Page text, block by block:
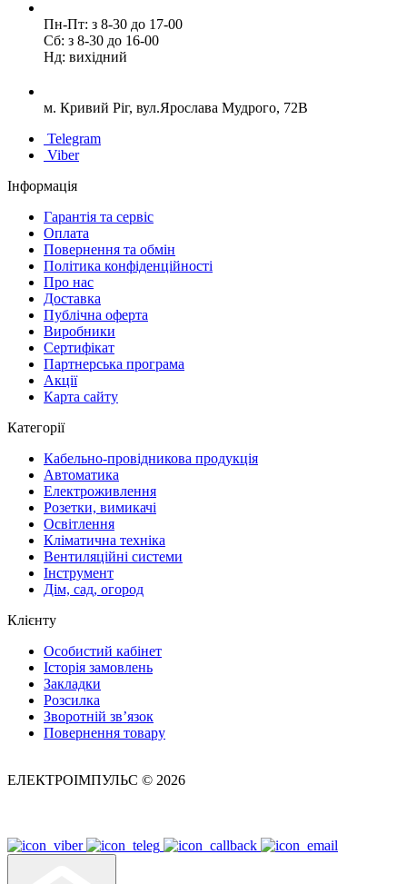
Пн-Пт: з 8-30 до 17-00
Сб: з 8-30 до 16-00
Нд: вихідний
м. Кривий Ріг, вул.Ярослава Мудрого, 72В
Telegram
Viber
Інформація
Гарантія та сервіс
Оплата
Повернення та обмін
Політика конфіденційності
Про нас
Доставка
Публічна оферта
Виробники
Сертифікат
Партнерська програма
Акції
Карта сайту
Категорії
Кабельно-провідникова продукція
Автоматика
Електроживлення
Розетки, вимикачі
Освітлення
Кліматична техніка
Вентиляційні системи
Інструмент
Дім, сад, огород
Клієнту
Особистий кабінет
Історія замовлень
Закладки
Розсилка
Зворотній зв’язок
Повернення товару
ЕЛЕКТРОІМПУЛЬС © 2026